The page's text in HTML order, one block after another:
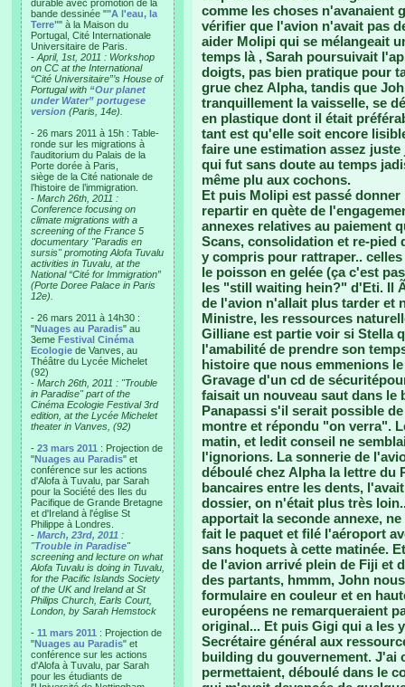
durable avec promotion de la
bande dessinée ""A l'eau, la
Terre"" à la Maison du
Portugal, Cité Internationale
Universitaire de Paris.
- April, 1st, 2011 : Workshop
on CC at the International
“Cité Universitaire”’s House of
Portugal with “Our planet
under Water” portugese
version (Paris, 14e).
- 26 mars 2011 à 15h : Table-
ronde sur les migrations à
l’auditorium du Palais de la
Porte dorée à Paris,
siège de la Cité nationale de
l’histoire de l’immigration.
- March 26th, 2011 :
Conference focusing on
climate migrations with a
screening of the France 5
documentary "Paradis en
sursis" promoting Alofa Tuvalu
activities in Tuvalu, at the
National “Cité for Immigration”
(Porte Doree Palace in Paris
12e).
- 26 mars 2011 à 14h30 :
"Nuages au Paradis" au
3eme Festival Cinéma
Ecologie de Vanves, au
Théâtre du Lycée Michelet
(92)
- March 26th, 2011 : "Trouble
in Paradise" part of the
Cinéma Ecologie Festival 3rd
edition, at the Lycée Michelet
theater in Vanves, (92)
- 23 mars 2011 : Projection de
"Nuages au Paradis" et
conférence sur les actions
d'Alofa à Tuvalu, par Sarah
pour la Société des Iles du
Pacifique de Grande Bretagne
et d'Ireland à l'église St
Philippe à Londres.
- March, 23rd, 2011 :
"Trouble in Paradise"
screening and lecture on what
Alofa Tuvalu is doing in Tuvalu,
for the Pacific Islands Society
of the UK and Ireland at St
Philips Church, Earls Court,
London, by Sarah Hemstock
- 11 mars 2011 : Projection de
"Nuages au Paradis" et
conférence sur les actions
d'Alofa à Tuvalu, par Sarah
pour les étudiants de
comme les choses n'avanaient
vérifier que l'avion n'avait pas
aider Molipi qui se mélangeait
temps là , Sarah poursuivait
doigts, pas bien pratique pour
grue chez Alpha, tandis que
tranquillement la vaisselle, se
en plastique dont il était
tant est qu'elle soit encore
faire une estimation assez
qui fut sans doute au temps
même plu aux cochons.
Et puis Molipi est passé
repartir en quète de
annexes relatives au paiement
Scans, consolidation et re-pied
y compris pour rattraper..
le poisson en gelée (ça c'est
les "still waiting hein?" d'Eti. Il
de l'avion n'allait plus tarder et
Ministre, les ressources
Gilliane est partie voir si Stella
l'amabilité de prendre son
histoire que nous emmenions
Gravage d'un cd de
faisait un nouveau saut dans le
Panapassi s'il serait possible
montre et répondu "on verra".
matin, et ledit conseil ne
l'ignorions. La sonnerie de
déboulé chez Alpha la lettre du
bancaires entre les dents,
dossier, on n'était plus très
apportait la seconde annexe,
fait le paquet et filé l'aéroport
sans hoquets à cette matinée.
de l'avion arrivé plein de Fiji et
des partants, hmmm, John
formulaire en couleur et en
européens ne remarqueraient
original... Et puis Gigi qui a les
Secrétaire général aux
building du gouvernement. J'ai
permettaient, déboulé dans le